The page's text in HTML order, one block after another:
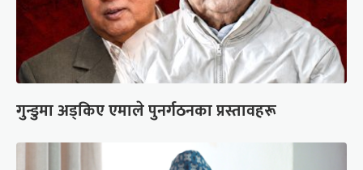
गुन्डुमा अड्किए एमाले पुनर्गठनका प्रस्तावहरू